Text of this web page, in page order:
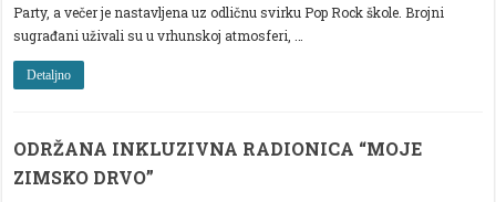
Party, a večer je nastavljena uz odličnu svirku Pop Rock škole. Brojni
sugrađani uživali su u vrhunskoj atmosferi, …
Detaljno
ODRŽANA INKLUZIVNA RADIONICA “MOJE
ZIMSKO DRVO”